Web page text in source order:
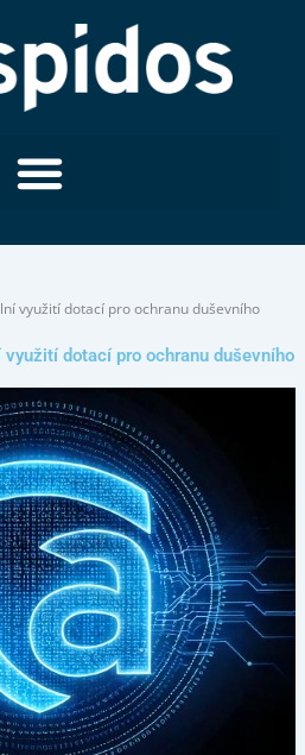
využití dotací pro ochranu duševního
dotací pro ochranu duševního